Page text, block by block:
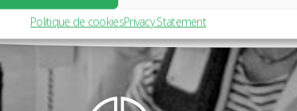
Politique de cookiesPrivacy Statement